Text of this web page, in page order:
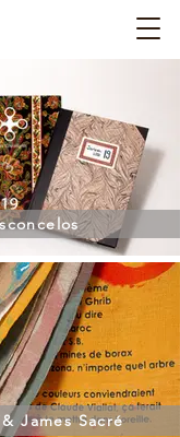
James Sacré